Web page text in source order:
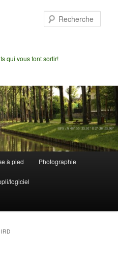
qui vous font sortir!
à pied Photographie
logiciel